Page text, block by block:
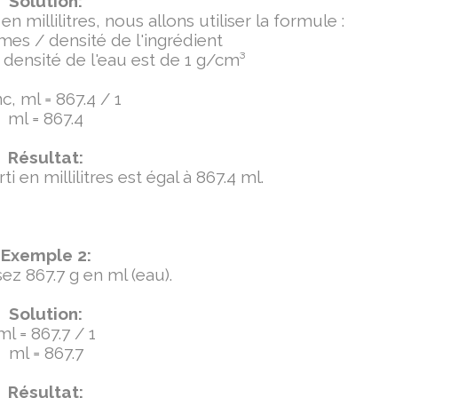
millilitres, nous allons utiliser la formule :
/ densité de l'ingrédient
de l'eau est de 1 g/cm³
ml = 867.4 / 1
ml = 867.4
Résultat:
en millilitres est égal à 867.4 ml.
Exemple 2:
867.7 g en ml (eau).
Solution:
= 867.7 / 1
ml = 867.7
Résultat: